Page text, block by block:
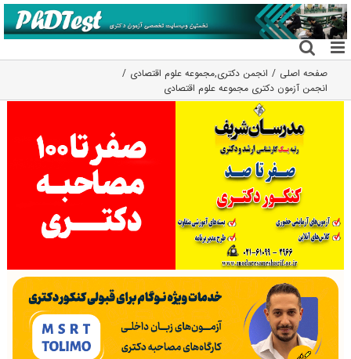
رفتن
به
محتوا
صفحه اصلی انجمن دکتری,مجموعه علوم اقتصادی
انجمن آزمون دکتری مجموعه علوم اقتصادی